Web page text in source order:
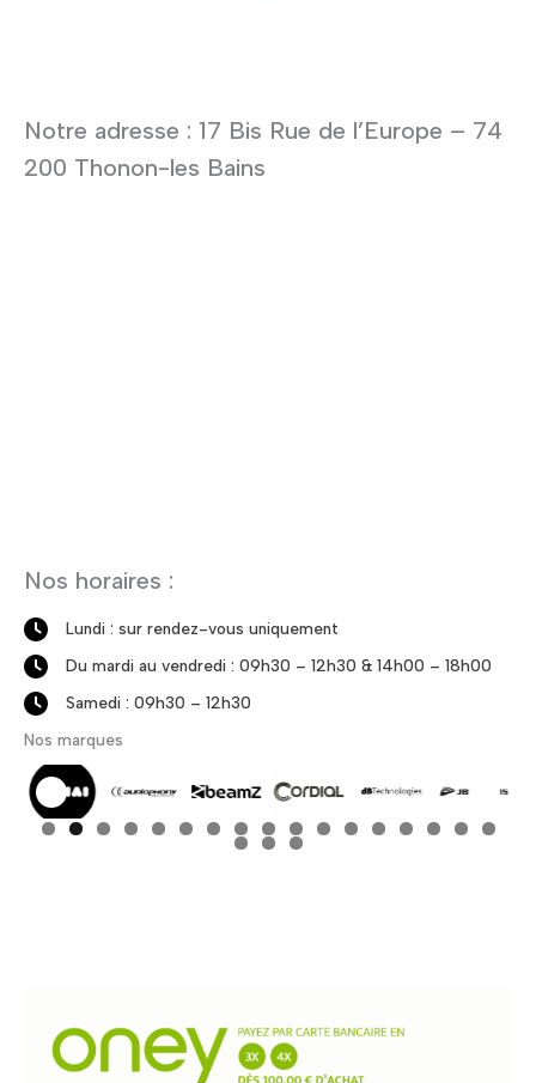
Notre adresse : 17 Bis Rue de l’Europe – 74
200 Thonon-les Bains
Nos horaires :
Lundi : sur rendez-vous uniquement
Du mardi au vendredi : 09h30 – 12h30 & 14h00 – 18h00
Samedi : 09h30 – 12h30
Nos marques
0 1 2 3 4 5 6 7
8 9 0